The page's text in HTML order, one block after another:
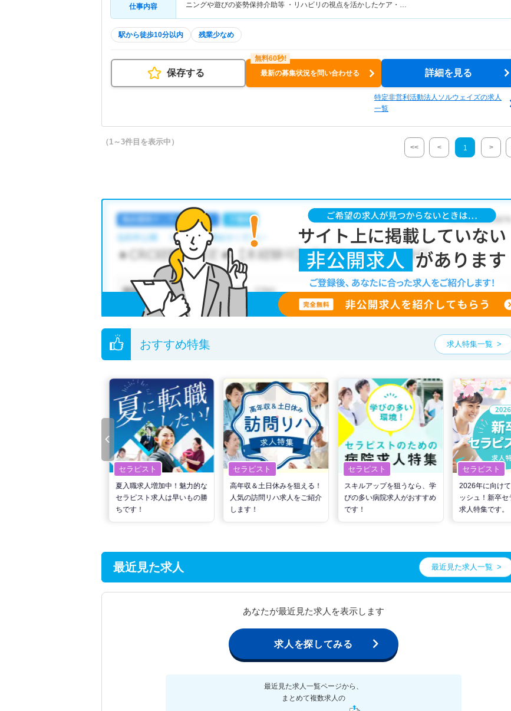
仕事内容
ニングや遊びの姿勢保持介助等 ・リハビリの視点を活かしたケア・…
駅から徒歩10分以内 残業少なめ
保存する 最新の募集状況を問い合わせる 詳細を見る
特定非営利活動法人ソルウェイズの求人
一覧
（1～3件目を表示中）
<< < 1 >
おすすめ特集 求人特集一覧
セラピスト
夏入職求人増加中！魅力的な
セラピスト求人は早いもの勝
ちです！
セラピスト
高年収＆土日休みを狙える！
人気の訪問リハ求人をご紹介
します！
セラピスト
スキルアップを狙うなら、学
びの多い病院求人がおすすめ
です！
セラピスト
2026年に向けて
ッシュ！新卒セ
求人特集です。
最近見た求人 最近見た求人一覧
あなたが最近見た求人を表示します
求人を探してみる
最近見た求人一覧ページから、
まとめて複数求人の